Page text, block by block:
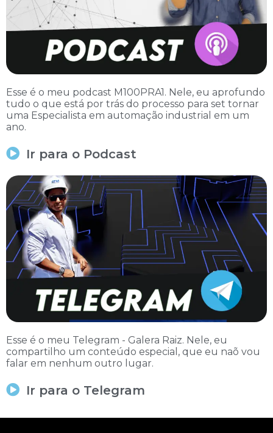
Esse é o meu podcast M100PRA1. Nele, eu aprofundo
tudo o que está por trás do processo para set tornar
uma Especialista em automação industrial em um
ano.
Ir para o Podcast
Esse é o meu Telegram - Galera Raiz. Nele, eu
compartilho um conteúdo especial, que eu naõ vou
falar em nenhum outro lugar.
Ir para o Telegram